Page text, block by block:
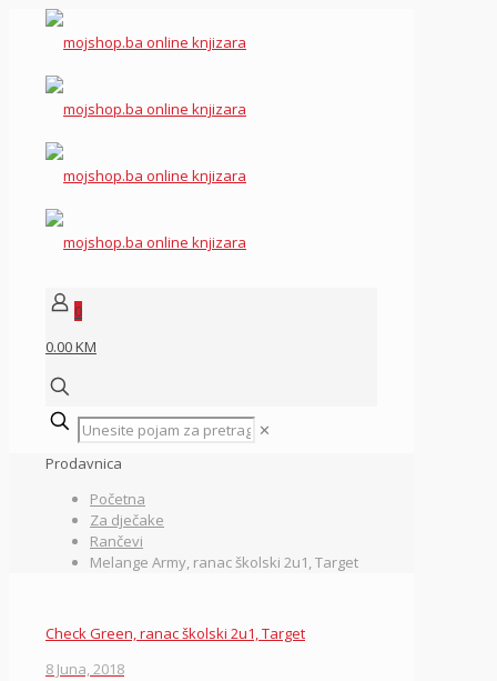
0
0.00 KM
✕
Prodavnica
Početna
Za dječake
Rančevi
Melange Army, ranac školski 2u1, Target
Check Green, ranac školski 2u1, Target
8 Juna, 2018